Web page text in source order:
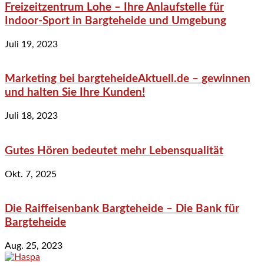
Freizeitzentrum Lohe – Ihre Anlaufstelle für
Indoor-Sport in Bargteheide und Umgebung
Juli 19, 2023
Marketing bei bargteheideAktuell.de – gewinnen
und halten Sie Ihre Kunden!
Juli 18, 2023
Gutes Hören bedeutet mehr Lebensqualität
Okt. 7, 2025
Die Raiffeisenbank Bargteheide – Die Bank für
Bargteheide
Aug. 25, 2023